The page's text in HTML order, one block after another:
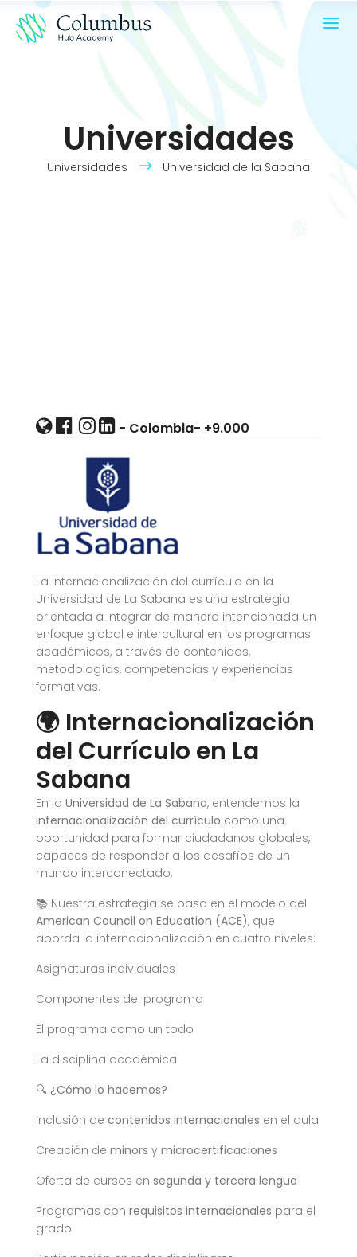
Universidades
Universidades Universidad de la Sabana
- Colombia- +9.000
La internacionalización del currículo en la
Universidad de La Sabana es una estrategia
orientada a integrar de manera intencionada un
enfoque global e intercultural en los programas
académicos, a través de contenidos,
metodologías, competencias y experiencias
formativas.
🌍 Internacionalización
del Currículo en La
Sabana
En la Universidad de La Sabana, entendemos la
internacionalización del currículo como una
oportunidad para formar ciudadanos globales,
capaces de responder a los desafíos de un
mundo interconectado.
📚 Nuestra estrategia se basa en el modelo del
American Council on Education (ACE), que
aborda la internacionalización en cuatro niveles:
Asignaturas individuales
Componentes del programa
El programa como un todo
La disciplina académica
🔍 ¿Cómo lo hacemos?
Inclusión de contenidos internacionales en el aula
Creación de minors y microcertificaciones
Oferta de cursos en segunda y tercera lengua
Programas con requisitos internacionales para el
grado